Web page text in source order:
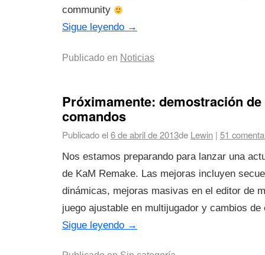
community
Sigue leyendo →
Publicado en Noticias
Próximamente: demostración
comandos
Publicado el6 de abril de 2013de Lewin | 51
Nos estamos preparando para lanzar una
de KaM Remake. Las mejoras incluyen
dinámicas, mejoras masivas en el editor de
juego ajustable en multijugador y cambios de
Sigue leyendo →